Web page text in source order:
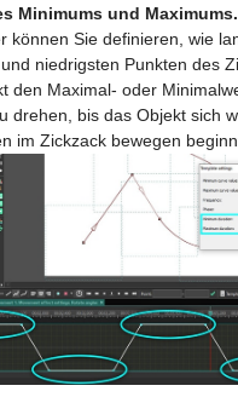
Minimums und Maximums.
können Sie definieren, wie
niedrigsten Punkten des
den Maximal- oder
drehen, bis das Objekt sich
im Zickzack bewegen